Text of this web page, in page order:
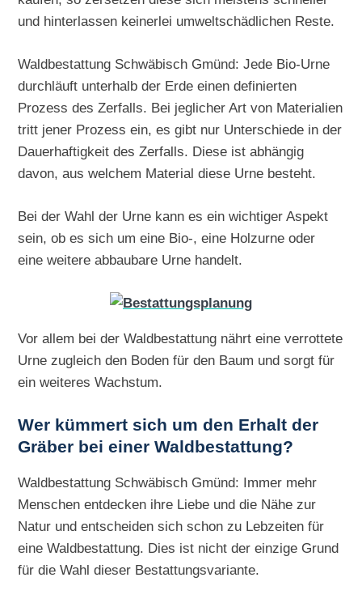
und hinterlassen keinerlei umweltschädlichen Reste.
Waldbestattung Schwäbisch Gmünd: Jede Bio-Urne
durchläuft unterhalb der Erde einen definierten
Prozess des Zerfalls. Bei jeglicher Art von Materialien
tritt jener Prozess ein, es gibt nur Unterschiede in der
Dauerhaftigkeit des Zerfalls. Diese ist abhängig
davon, aus welchem Material diese Urne besteht.
Bei der Wahl der Urne kann es ein wichtiger Aspekt
sein, ob es sich um eine Bio-, eine Holzurne oder
eine weitere abbaubare Urne handelt.
Vor allem bei der Waldbestattung nährt eine verrottete
Urne zugleich den Boden für den Baum und sorgt für
ein weiteres Wachstum.
Wer kümmert sich um den Erhalt der
Gräber bei einer Waldbestattung?
Waldbestattung Schwäbisch Gmünd: Immer mehr
Menschen entdecken ihre Liebe und die Nähe zur
Natur und entscheiden sich schon zu Lebzeiten für
eine Waldbestattung. Dies ist nicht der einzige Grund
für die Wahl dieser Bestattungsvariante.